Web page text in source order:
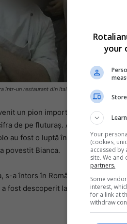
într-un restaurant din Italia. Sursa foto: Hotnews
un pion important al localului,
de pe fluturaș. Această evoluție
au fost o luptă între a găsi
povestit Bianca.
s-a întors în România, angajându-
fost descoperit la o cafenea
your
Your
(cookies,
accessed by
site. We
partners.
Some
interest,
for a link at
withdraw